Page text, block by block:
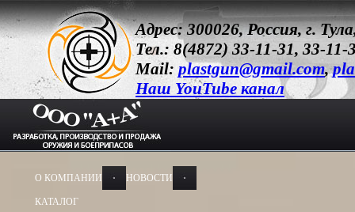
Адрес: 300026, Россия, г.
Тел.: 8(4872) 33-11-31, 33-11-
Mail: plastgun@gmail.com,
Наш YouTube канал
О КОМПАНИИ НОВОСТИ
КАТАЛОГ